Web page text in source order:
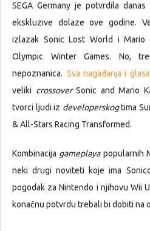
SEGA Germany je potvrdila
ekskluzive dolaze ove godine.
izlazak Sonic Lost World i
Olympic Winter Games. No,
nepoznanica. Sva nagađanja i
veliki crossoverSonic and Mario
tvorci ljudi iz developerskogtima
& All-Stars Racing Transformed.
Kombinacija gameplayapopularnih
neki drugi noviteti koje ima
pogodak za Nintendo i njihovu Wii
konačnu potvrdu trebali bi dobiti na